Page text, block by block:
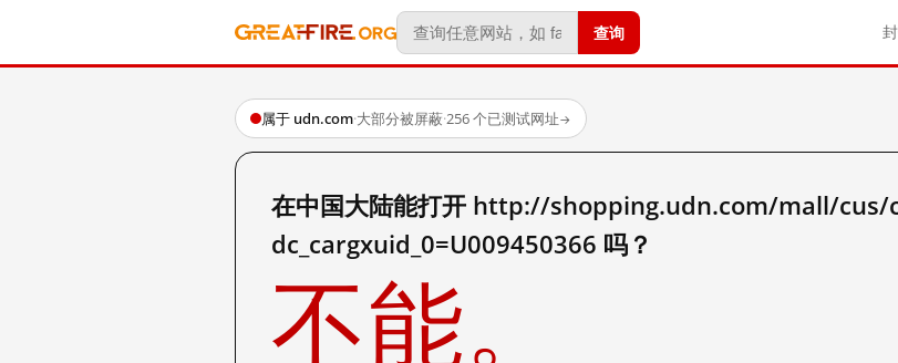
查询
属于 udn.com·大部分被屏蔽·256 个已测试网址→
在中国大陆能打开 http://shopping.udn.com/mall/cus/
dc_cargxuid_0=U009450366 吗？
不能。